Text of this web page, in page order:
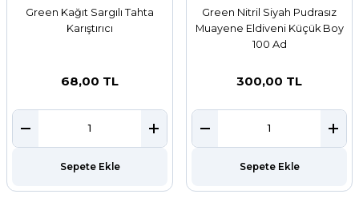
Green Kağıt Sargılı Tahta
Karıştırıcı
68,00 TL
Sepete Ekle
Green Nitril Siyah Pudrasız
Muayene Eldiveni Küçük Boy
100 Ad
300,00 TL
Sepete Ekle